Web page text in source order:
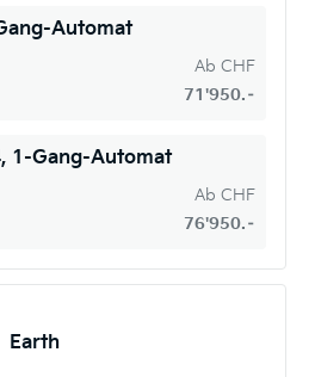
Automat
Ab CHF
71'950.–
1-Gang-Automat
Ab CHF
76'950.–
Earth